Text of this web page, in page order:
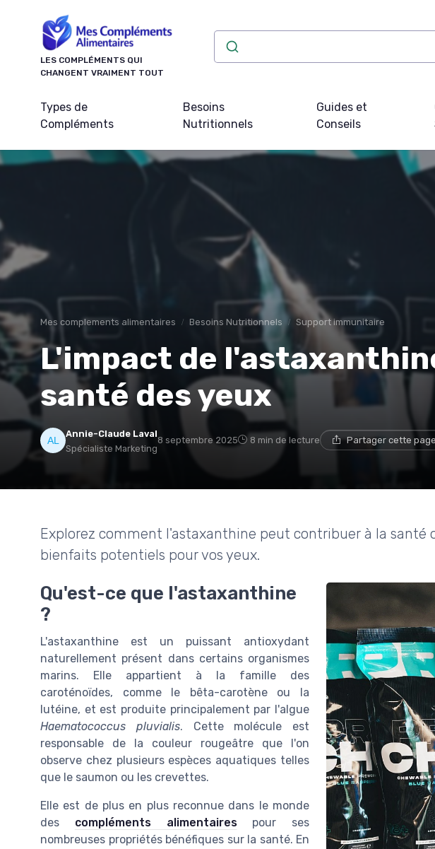
LES COMPLÉMENTS QUI
CHANGENT VRAIMENT TOUT
Types de
Compléments
Besoins
Nutritionnels
Guides et
Conseils
Mes complements alimentaires Besoins Nutritionnels Support immunitaire
L'impact de
santé des yeux
Annie-Claude Laval
Spécialiste Marketing
8 septembre 2025 8 min de lecture Partager cette page
Explorez comment l'astaxanthine peut contribuer à la santé
bienfaits potentiels pour vos yeux.
Qu'est-ce que l'astaxanthine
?
L'astaxanthine est un puissant antioxydant
naturellement présent dans certains organismes
marins. Elle appartient à la famille des
caroténoïdes, comme le bêta-carotène ou la
lutéine, et est produite principalement par l'algue
Haematococcus pluvialis. Cette molécule est
responsable de la couleur rougeâtre que l'on
observe chez plusieurs espèces aquatiques telles
que le saumon ou les crevettes.
Elle est de plus en plus reconnue dans le monde
des compléments alimentairespour ses
nombreuses propriétés bénéfiques sur la santé. En